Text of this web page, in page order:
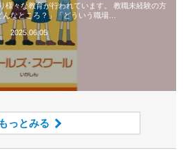
様々な教育が行われています。 教職未経験の方
んなところ？」「どういう職場…
2025.06.05
もっとみる